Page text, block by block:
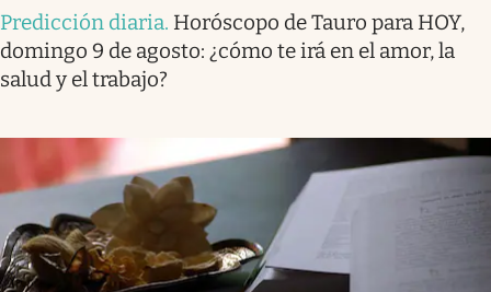
Predicción diaria. Horóscopo de Tauro para HOY,
domingo 9 de agosto: ¿cómo te irá en el amor, la
salud y el trabajo?